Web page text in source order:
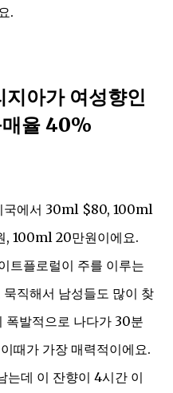
.
아가 여성향인
매율 40%
국에서 30ml $80, 100ml
, 100ml 20만원이에요.
트플로럴이 주를 이루는
직해서 남성들도 많이 찾
폭발적으로 나다가 30분
때가 가장 매력적이에요.
는데 이 잔향이 4시간 이